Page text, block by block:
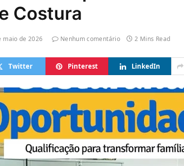
Costura
maio de 2026 Nenhum comentário 2 Mins Read
Twitter Pinterest LinkedIn